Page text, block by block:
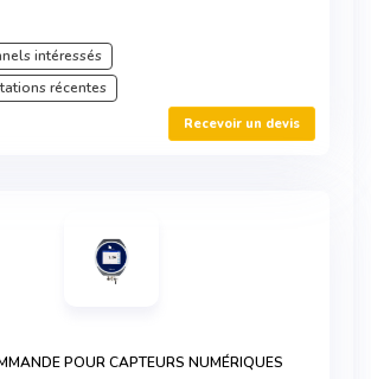
intéressés
récentes
Recevoir un devis
POUR CAPTEURS NUMÉRIQUES